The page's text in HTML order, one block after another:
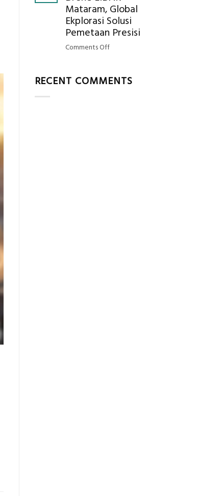
Akurat
Bambu
Bio-
PCM
Estimasi
Biaya
Mataram, Global
Ekplorasi Solusi
Pemetaan Presisi
Comments Offon
Drone
RECENT COMMENTS